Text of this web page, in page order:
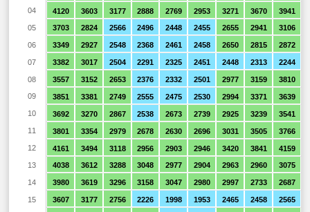
4120 3603 3177 2888 2769 2953 3271 3670 3941
3703
2824 2566 2496 2448 2455 2655 2941 3106
3349 2927 2548 2368 2461 2458 2650 2815 2872
3382 3017 2504 2291 2325 2451 2448 2313 2244
3557 3152 2653 2376 2332 2501 2977 3159 3810
3851 3381 2749 2555 2475 2530 2994 3371 3639
3692 3270 2867 2538 2673 2739 2925 3239 3541
3801 3354 2979 2678 2630 2696 3031 3505 3766
4161 3494 3118 2956 2903 2946 3420 3841 4159
4038
3612 3288 3048 2977 2904 2963 2960 3075
3980 3619 3296 3158 3047 2980 2997 2733 2687
3607 3177 2756 2226 1998 1953 2465 2458 2565
04
05
06
07
08
09
10
11
12
13
14
15